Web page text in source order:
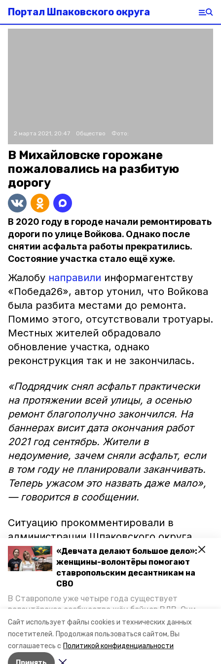
Сайт использует файлы cookies и технических данных
посетителей. Продолжая пользоваться сайтом, Вы
соглашаетесь с Политикой конфиденциальности
«Девчата делают большое дело»:
женщины-волонтёры помогают
ставропольским десантникам на
СВО
В Ставрополе уже четыре года существует
волонтёрское сообщество жён бойцов ВДВ. Они
организуют сборы вещей и продуктов для
участников спецоперации и лично отвозят всё это
на передовую. Девушки рассказали «Победе26», как
создавали добровольческий клуб и зачем проводят
Портал Шпаковского округа
2 марта 2021, 20:47 Общество Фото:
В Михайловске горожане
пожаловались на разбитую
дорогу
В 2020 году в городе начали ремонтировать
дороги по улице Войкова. Однако после
снятии асфальта работы прекратились.
Состояние участка стало ещё хуже.
Жалобу направили информагентству
«Победа26», автор утонил, что Войкова
была разбита местами до ремонта.
Помимо этого, отсутствовали тротуары.
Местных жителей обрадовало
обновление участка, однако
реконструкция так и не закончилась.
«Подрядчик снял асфальт практически
на протяжении всей улицы, а осенью
ремонт благополучно закончился. На
баннерах висит дата окончания работ
2021 год сентябрь. Жители в
недоумение, зачем сняли асфальт, если
в том году не планировали заканчивать.
Теперь ужасом это назвать даже мало»,
— говорится в сообщении.
Ситуацию прокомментировали в
администрации Шпаковского округа.
Там рассказали, что на улице Войкова в
рамках нацпроекта «Безопасные и
качественные автомобильные дороги»
приостановили в связи с погодными
условиями. Однако ремонт планируют
завершить в срок.